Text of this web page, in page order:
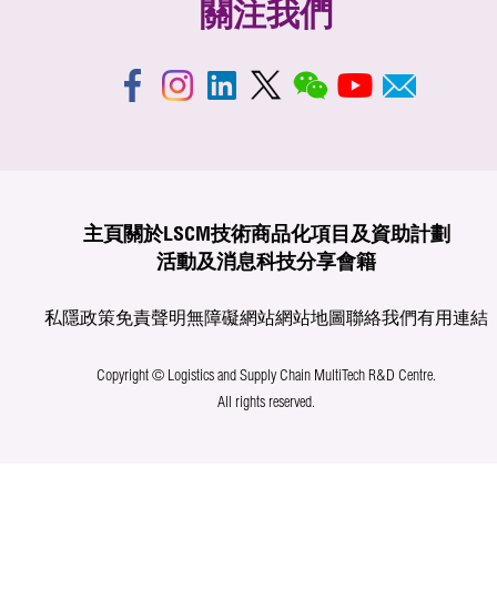
關注我們
主頁 關於LSCM技術商品化項目及資助計劃
活動及消息科技分享會籍
私隱政策免責聲明無障礙網站網站地圖聯絡我們有用連結
Copyright © Logistics and Supply Chain MultiTech R&D Centre.
All rights reserved.